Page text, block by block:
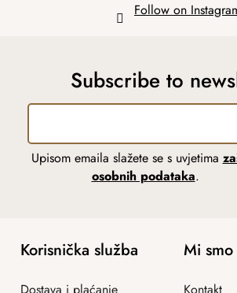
Follow on
Subscribe to
Upisom emaila slažete se s uvjetima
osobnih podataka.
Korisnička služba Mi